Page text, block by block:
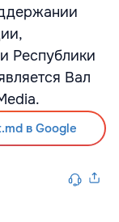
Республики
Вал
в Google